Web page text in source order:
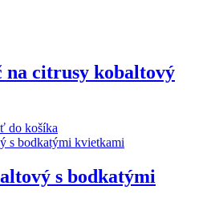
na citrusy kobaltový
do košíka
s bodkatými